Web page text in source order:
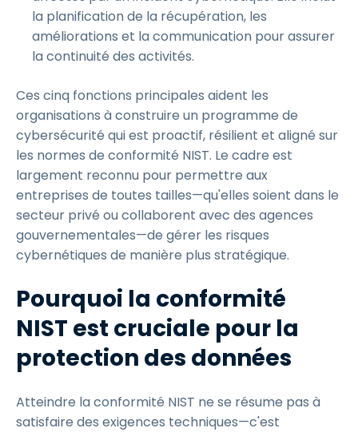
la planification de la récupération, les
améliorations et la communication pour assurer
la continuité des activités.
Ces cinq fonctions principales aident les
organisations à construire un programme de
cybersécurité qui est proactif, résilient et aligné sur
les normes de conformité NIST. Le cadre est
largement reconnu pour permettre aux
entreprises de toutes tailles—qu'elles soient dans le
secteur privé ou collaborent avec des agences
gouvernementales—de gérer les risques
cybernétiques de manière plus stratégique.
Pourquoi la conformité
NIST est cruciale pour la
protection des données
Atteindre la conformité NIST ne se résume pas à
satisfaire des exigences techniques—c'est